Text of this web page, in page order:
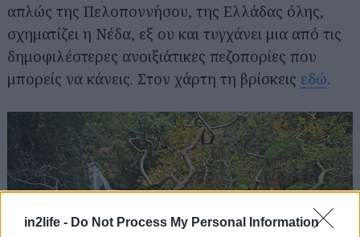
in2life - Do Not Process My Personal Information
απλώς της Πελοποννήσου, της Ελλάδας όλης,
σχηματίζει η Νέδα, εξ ου και τυγχάνει μια από τις
δημοφιλέστερες ανοιξιάτικες πεζοπορίες που
μπορείς να κάνεις. Στον χάρτη τη βρίσκεις εδώ.
Αναζήτηση